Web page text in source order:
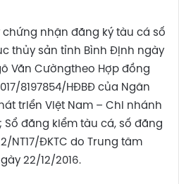
chứng nhận đăng ký tàu cá số
thủy sản tỉnh Bình Định ngày
Văn Cườngtheo Hợp đồng
8197854/HĐBĐ của Ngân
triển Việt Nam – Chi nhánh
Sổ đăng kiểm tàu cá, số đăng
NT17/ĐKTC do Trung tâm
22/12/2016.